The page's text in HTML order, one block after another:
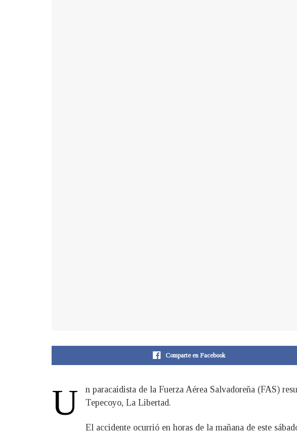
Comparte en Facebook
U
n paracaidista de la Fuerza Aérea Salvadoreña (FAS)
Tepecoyo, La Libertad.
El accidente ocurrió en horas de la mañana de este